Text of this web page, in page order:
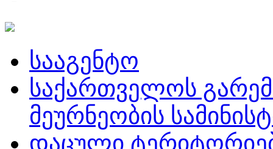
სააგენტო
საქართველოს
მეურნეობის
დაცული